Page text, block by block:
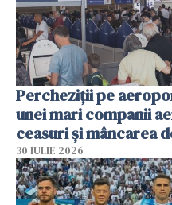
Percheziții pe
unei mari companii
ceasuri și mâncarea
30 IULIE 2026